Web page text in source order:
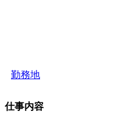
勤務地
仕事内容